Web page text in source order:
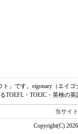
ト」です。eigonary（エイ
TOEFL・TOEIC・英検の
当サイ
Copyright(C)